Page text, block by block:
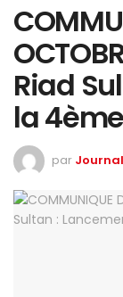
Riad
la
par Journal